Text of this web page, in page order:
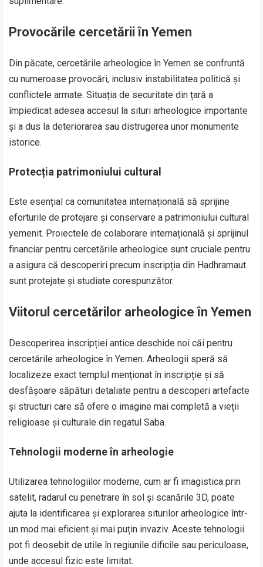
Provocările cercetării în Yemen
Din păcate, cercetările arheologice în Yemen se confruntă
cu numeroase provocări, inclusiv instabilitatea politică și
conflictele armate. Situația de securitate din țară a
împiedicat adesea accesul la situri arheologice importante
și a dus la deteriorarea sau distrugerea unor monumente
istorice.
Protecția patrimoniului cultural
Este esențial ca comunitatea internațională să sprijine
eforturile de protejare și conservare a patrimoniului cultural
yemenit. Proiectele de colaborare internațională și sprijinul
financiar pentru cercetările arheologice sunt cruciale pentru
a asigura că descoperiri precum inscripția din Hadhramaut
sunt protejate și studiate corespunzător.
Viitorul cercetărilor arheologice în Yemen
Descoperirea inscripției antice deschide noi căi pentru
cercetările arheologice în Yemen. Arheologii speră să
localizeze exact templul menționat în inscripție și să
desfășoare săpături detaliate pentru a descoperi artefacte
și structuri care să ofere o imagine mai completă a vieții
religioase și culturale din regatul Saba.
Tehnologii moderne în arheologie
Utilizarea tehnologiilor moderne, cum ar fi imagistica prin
satelit, radarul cu penetrare în sol și scanările 3D, poate
ajuta la identificarea și explorarea siturilor arheologice într-
un mod mai eficient și mai puțin invaziv. Aceste tehnologii
pot fi deosebit de utile în regiunile dificile sau periculoase,
unde accesul fizic este limitat.